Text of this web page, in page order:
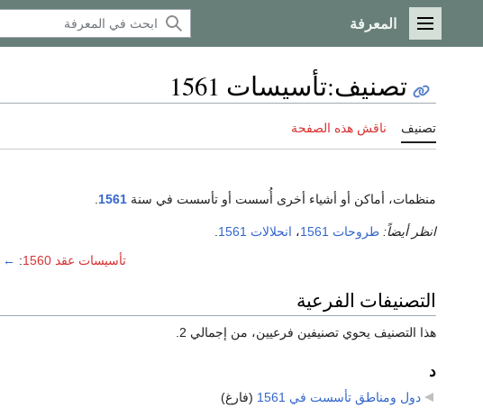
القائمة الرئيسية
المعرفة
تصنيف:تأسيسات 1561
تصنيف ناقش هذه الصفحة
منظمات، أماكن أو أشياء أخرى أُسست أو تأسست في سنة 1561
انظر أيضاً: طروحات 1561 ، انحلالات 1561
تأسيسات عقد 1560
:
←
التصنيفات الفرعية
هذا التصنيف يحوي تصنيفين فرعيين، من إجمالي 2.
د
دول ومناطق تأسست في 1561 (فارغ)